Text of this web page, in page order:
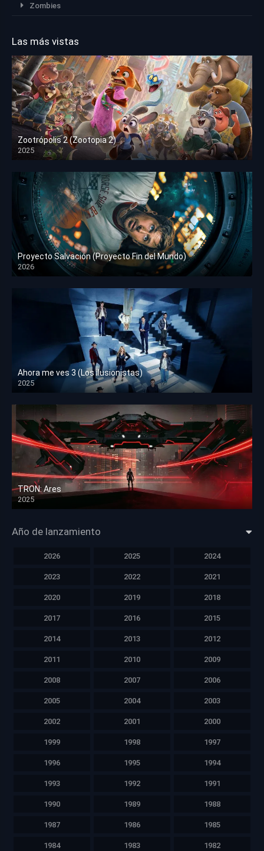
Zombies
Las más vistas
Zootrópolis 2 (Zootopia 2)
2025
HD 1080p
Proyecto Salvación (Proyecto Fin del Mundo)
2026
HD 1080p
Ahora me ves 3 (Los ilusionistas)
2025
HD 1080p
TRON: Ares
2025
HD 1080p
Año de lanzamiento
2026 2025 2024
2023 2022 2021
2020 2019 2018
2017 2016 2015
2014 2013 2012
2011 2010 2009
2008 2007 2006
2005 2004 2003
2002 2001 2000
1999 1998 1997
1996 1995 1994
1993 1992 1991
1990 1989 1988
1987 1986 1985
1984 1983 1982